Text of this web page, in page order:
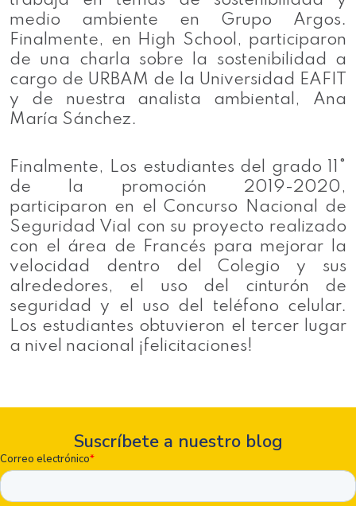
medio ambiente en Grupo Argos.
Finalmente, en High School, participaron
de una charla sobre la sostenibilidad a
cargo de URBAM de la Universidad EAFIT
y de nuestra analista ambiental, Ana
María Sánchez.
Finalmente, Los estudiantes del grado 11°
de la promoción 2019-2020,
participaron en el Concurso Nacional de
Seguridad Vial con su proyecto realizado
con el área de Francés para mejorar la
velocidad dentro del Colegio y sus
alrededores, el uso del cinturón de
seguridad y el uso del teléfono celular.
Los estudiantes obtuvieron el tercer lugar
a nivel nacional ¡felicitaciones!
Suscríbete a nuestro blog